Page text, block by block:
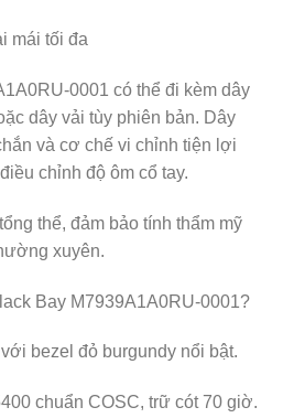
mái tối đa
0001 có thể đi kèm dây
dây vải tùy phiên bản. Dây
và cơ chế vi chỉnh tiện lợi
chỉnh độ ôm cổ tay.
thể, đảm bảo tính thẩm mỹ
xuyên.
Bay M7939A1A0RU-0001?
bezel đỏ burgundy nổi bật.
chuẩn COSC, trữ cót 70 giờ.